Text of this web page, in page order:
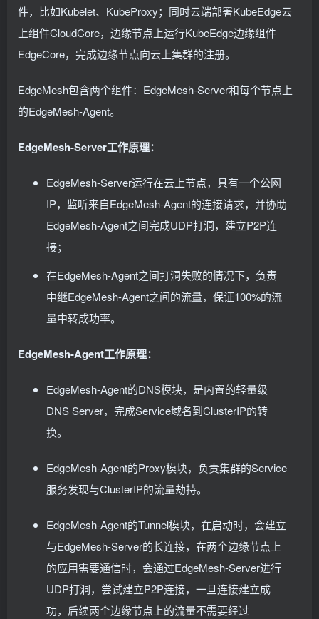
件，比如Kubelet、KubeProxy；同时云端部署KubeEdge云
上组件CloudCore，边缘节点上运行KubeEdge边缘组件
EdgeCore，完成边缘节点向云上集群的注册。
EdgeMesh包含两个组件：EdgeMesh-Server和每个节点上
的EdgeMesh-Agent。
EdgeMesh-Server工作原理：
EdgeMesh-Server运行在云上节点，具有一个公网
IP，监听来自EdgeMesh-Agent的连接请求，并协助
EdgeMesh-Agent之间完成UDP打洞，建立P2P连
接；
在EdgeMesh-Agent之间打洞失败的情况下，负责
中继EdgeMesh-Agent之间的流量，保证100%的流
量中转成功率。
EdgeMesh-Agent工作原理：
EdgeMesh-Agent的DNS模块，是内置的轻量级
DNS Server，完成Service域名到ClusterIP的转
换。
EdgeMesh-Agent的Proxy模块，负责集群的Service
服务发现与ClusterIP的流量劫持。
EdgeMesh-Agent的Tunnel模块，在启动时，会建立
与EdgeMesh-Server的长连接，在两个边缘节点上
的应用需要通信时，会通过EdgeMesh-Server进行
UDP打洞，尝试建立P2P连接，一旦连接建立成
功，后续两个边缘节点上的流量不需要经过